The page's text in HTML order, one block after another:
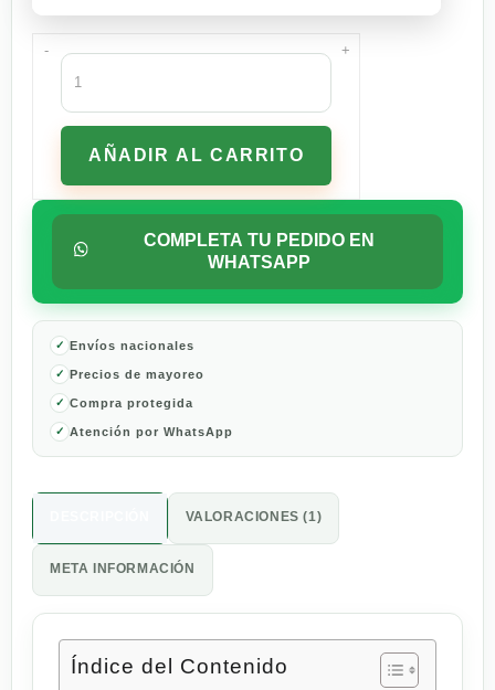
-
Alimento
Silver
Kan
Para
Perro
Bulto
25
cantidad
AÑADIR AL CARRITO
+
COMPLETA TU PEDIDO EN
WHATSAPP
Envíos nacionales
Precios de mayoreo
Compra protegida
Atención por WhatsApp
VALORACIONES (1)
META INFORMACIÓN
Índice del Contenido